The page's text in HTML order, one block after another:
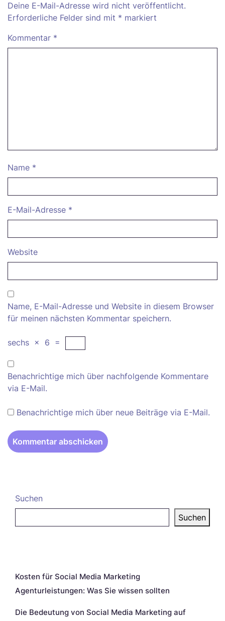
Deine E-Mail-Adresse wird nicht veröffentlicht.
Erforderliche Felder sind mit * markiert
Kommentar *
Name *
E-Mail-Adresse *
Website
Name, E-Mail-Adresse und Website in diesem Browser
für meinen nächsten Kommentar speichern.
sechs × 6 =
Benachrichtige mich über nachfolgende Kommentare
via E-Mail.
Benachrichtige mich über neue Beiträge via E-Mail.
Suchen
Suchen
Kosten für Social Media Marketing
Agenturleistungen: Was Sie wissen sollten
Die Bedeutung von Social Media Marketing auf